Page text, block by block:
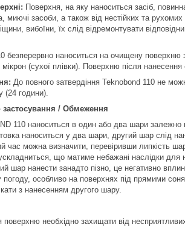
Поверхня, на яку наноситься засіб,
миючі засоби, а також від нестійких та
вибоїни, їх слід відремонтувати
безперервно наноситься на очищену
(сухої плівки). Поверхню після
До повного затвердіння Teknobond 110 не
(24 години).
/ Обмеження
110 наноситься в один або два шари залежно
наноситься у два шари, другий шар слід
час можна визначити, перевіривши липкість
що матиме небажані наслідки для
шар нанести занадто пізно, це негативно
погоду, особливо на поверхнях під прямими
з нанесенням другого шару.
поверхню необхідно захищати від